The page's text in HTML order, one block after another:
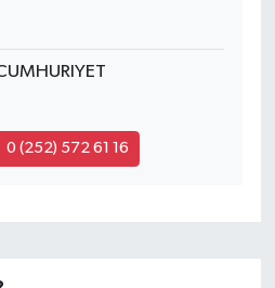
0 (252) 572 61 16